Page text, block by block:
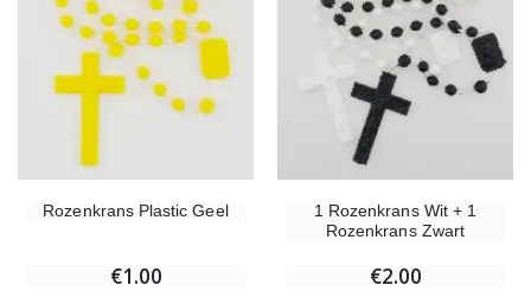
Rozenkrans Plastic Geel
€1.00
1 Rozenkrans Wit + 1
Rozenkrans Zwart
€2.00